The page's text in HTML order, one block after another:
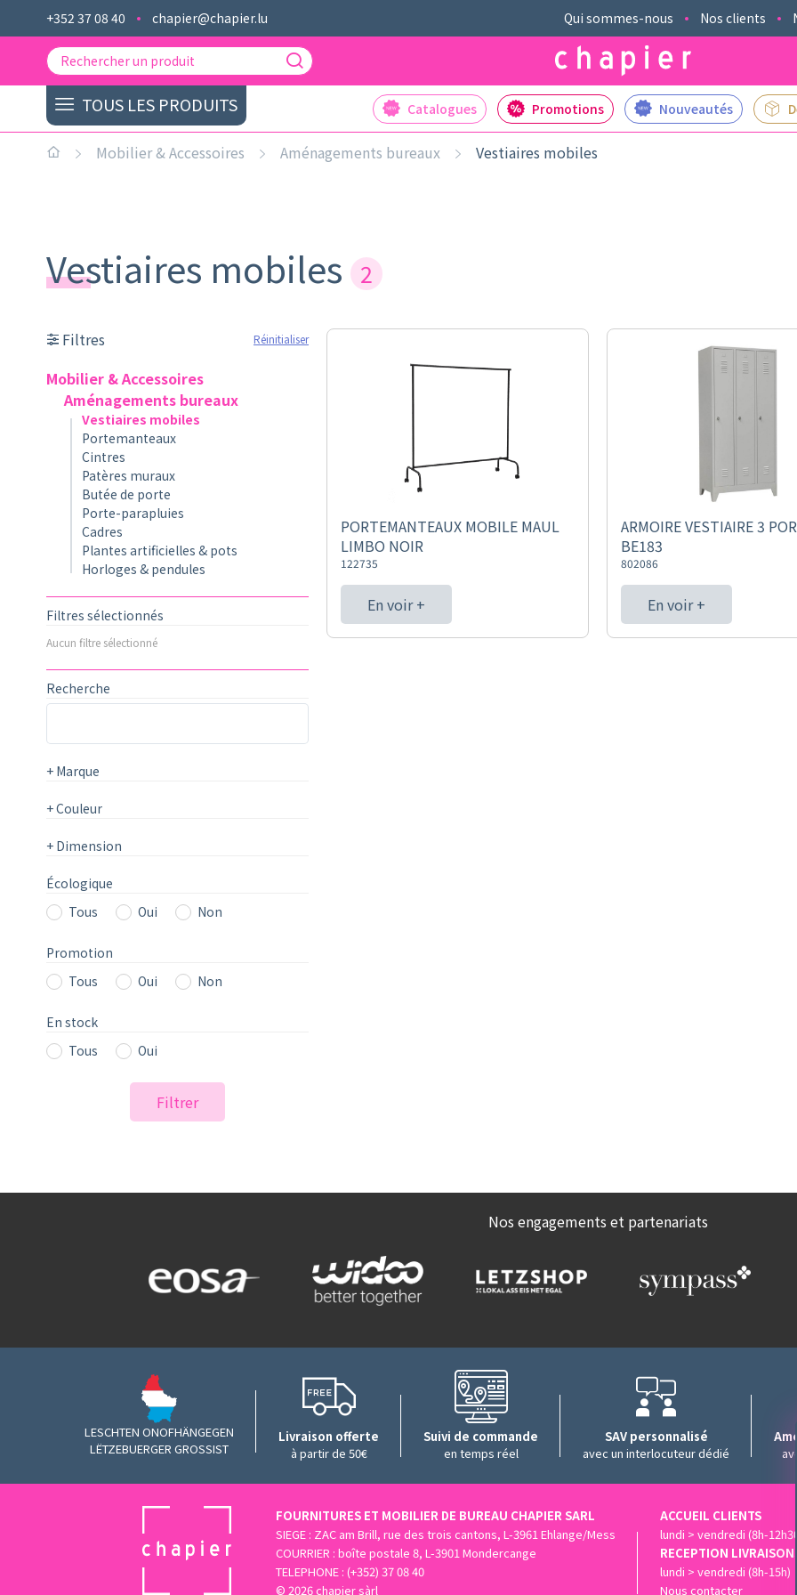
+352 37 08 40 chapier@chapier.lu Qui sommes-nous Nos clients
TOUS LES PRODUITS Catalogues Promotions Nouveautés
Mobilier & Accessoires Aménagements bureaux Vestiaires mobiles
Vestiaires mobiles 2
Filtres Réinitialiser
Mobilier & Accessoires
Aménagements bureaux
Vestiaires mobiles
Portemanteaux
Cintres
Patères muraux
Butée de porte
Porte-parapluies
Cadres
Plantes artificielles & pots
Horloges & pendules
Filtres sélectionnés
Aucun filtre sélectionné
Recherche
+ Marque
+Couleur
+ Dimension
Écologique
Tous
Oui Non
Promotion
Tous
Oui Non
En stock
Tous
Oui
Filtrer
PORTEMANTEAUX MOBILE MAUL
LIMBO NOIR
122735
En voir +
ARMOIRE VESTIAIRE 3
BE183
802086
En voir +
Nos engagements et partenariats
LESCHTEN ONOFHÄNGEGEN
LËTZEBUERGER GROSSIST
Livraison offerte
à partir de 50€
Suivi de commande
en temps réel
SAV personnalisé
avec un interlocuteur dédié
FOURNITURES ET MOBILIER DE BUREAU CHAPIER SARL
SIEGE : ZAC am Brill, rue des trois cantons, L-3961 Ehlange/Mess
COURRIER : boîte postale 8, L-3901 Mondercange
TELEPHONE : (+352) 37 08 40
© 2026 chapier sàrl
ACCUEIL CLIENTS
lundi > vendredi (8h-
RECEPTION
lundi > vendredi (8h-15h)
Nous contacter